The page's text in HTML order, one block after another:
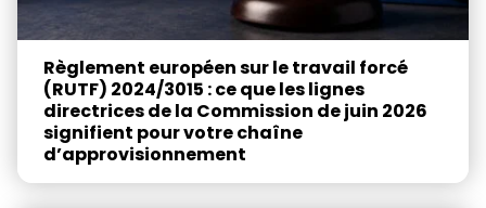
Règlement européen sur le travail forcé
(RUTF) 2024/3015 : ce que les lignes
directrices de la Commission de juin 2026
signifient pour votre chaîne
d’approvisionnement